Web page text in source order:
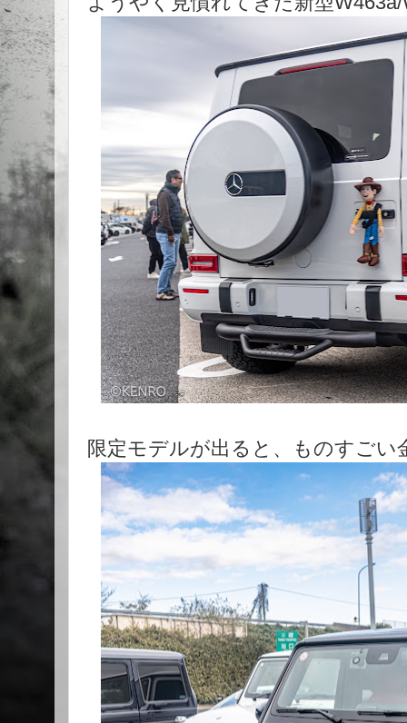
限定モデルが出ると、ものすご